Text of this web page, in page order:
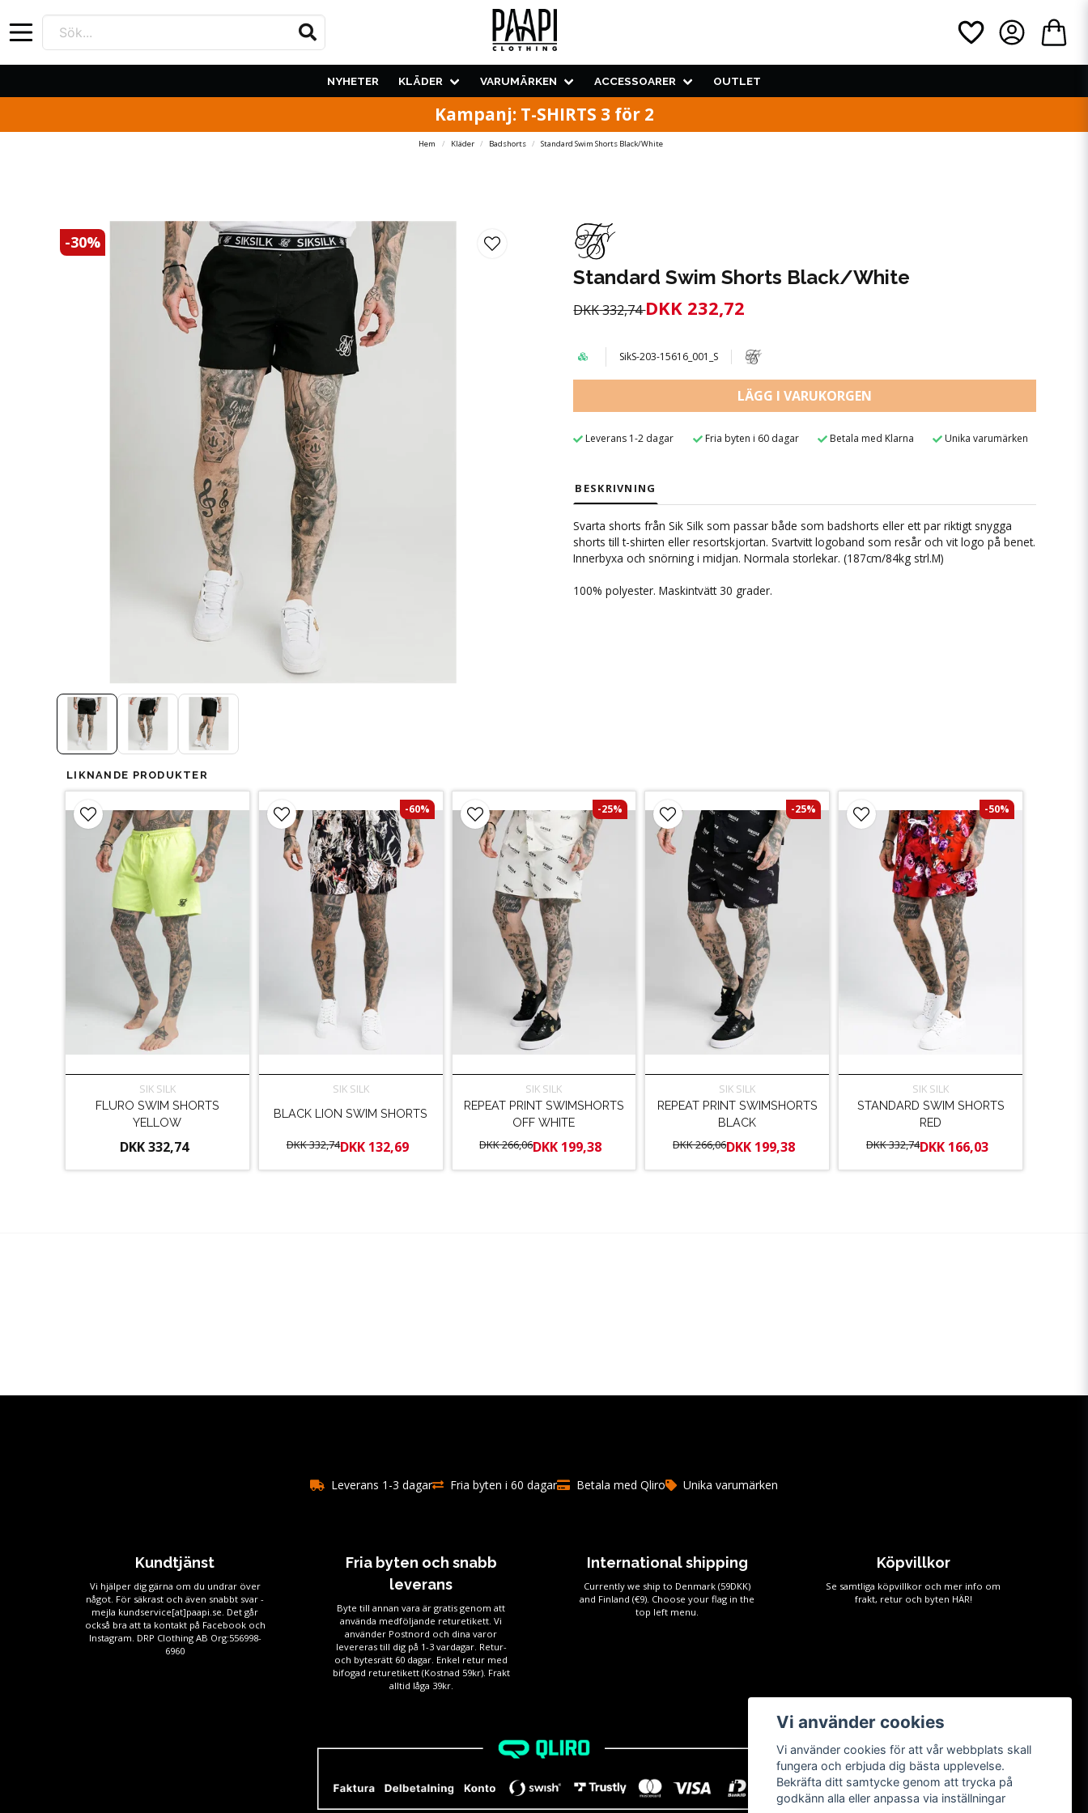
Sök...
NYHETER KLÄDER VARUMÄRKEN ACCESSOARER OUTLET
Kampanj: T-SHIRTS 3 för 2
Hem Kläder Badshorts Standard Swim Shorts Black/White
-30%
Standard Swim Shorts Black/White
DKK 332,74DKK 232,72
SikS-203-15616_001_S
LÄGG I VARUKORGEN
Leverans 1-2 dagar Fria byten i 60 dagar Betala med Klarna Unika varumärken
BESKRIVNING
Svarta shorts från Sik Silk som passar både som badshorts eller ett par riktigt snygga
shorts till t-shirten eller resortskjortan. Svartvitt logoband som resår och vit logo på benet.
Innerbyxa och snörning i midjan. Normala storlekar. (187cm/84kg strl.M)
100% polyester. Maskintvätt 30 grader.
LIKNANDE PRODUKTER
SIK SILK
FLURO SWIM SHORTS
YELLOW
DKK 332,74
SIK SILK
BLACK LION SWIM SHORTS
DKK 332,74DKK 132,69
-60%
SIK SILK
REPEAT PRINT SWIMSHORTS
OFF WHITE
DKK 266,06DKK 199,38
-25%
SIK SILK
REPEAT PRINT SWIMSHORTS
BLACK
DKK 266,06DKK 199,38
-25%
SIK SILK
STANDARD SWIM SHORTS
RED
DKK 332,74DKK 166,03
-50%
Leverans 1-3 dagar Fria byten i 60 dagar Betala med Qliro Unika varumärken
Kundtjänst
Vi hjälper dig gärna om du undrar över
något. För säkrast och även snabbt svar -
mejla kundservice[at]paapi.se. Det går
också bra att ta kontakt på Facebook och
Instagram. DRP Clothing AB Org:556998-
6960
Fria byten och snabb
leverans
Byte till annan vara är gratis genom att
använda medföljande returetikett. Vi
använder Postnord och dina varor
levereras till dig på 1-3 vardagar. Retur-
och bytesrätt 60 dagar. Enkel retur med
bifogad returetikett (Kostnad 59kr). Frakt
alltid låga 39kr.
International shipping
Currently we ship to Denmark (59DKK)
and Finland (€9). Choose your flag in the
top left menu.
Köpvillkor
Se samtliga köpvillkor och mer info om
frakt, retur och byten HÄR!
Vi använder cookies
Vi använder cookies för att vår webbplats skall
fungera och erbjuda dig bästa upplevelse.
Bekräfta ditt samtycke genom att trycka på
godkänn alla eller anpassa via inställningar